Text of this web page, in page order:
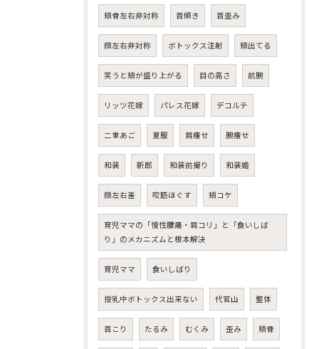
頬骨左右非対称 首傾き 首歪み
顔左右非対称 ボトックス注射 頬出てる
笑うと頬が盛り上がる 目の高さ 前腕
リッツ花嫁 パレス花嫁 デコルテ
二重あご 夏服 肩痩せ 腕痩せ
和装 新郎 和装前撮り 和装婚
顔左右差 咬筋ほぐす 頬コケ
育児ママの「慢性腰痛・肩コリ」と「食いしば
り」のメカニズムと根本解決
育児ママ 食いしばり
授乳中ボトックス出来ない 代官山 整体
首こり たるみ むくみ 歪み 頬骨